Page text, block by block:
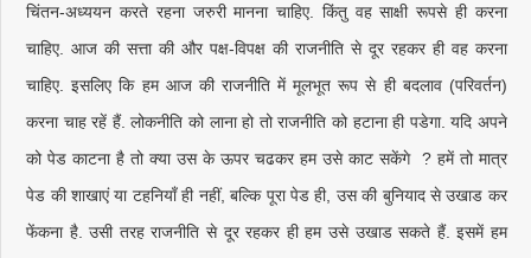
चिंतन-अध्ययन करते रहना जरुरी मानना चाहिए. किंतु वह साक्षी रूपसे ही करना
चाहिए. आज की सत्ता की और पक्ष-विपक्ष की राजनीति से दूर रहकर ही वह करना
चाहिए. इसलिए कि हम आज की राजनीति में मूलभूत रूप से ही बदलाव (परिवर्तन)
करना चाह रहें हैं. लोकनीति को लाना हो तो राजनीति को हटाना ही पडेगा. यदि अपने
को पेड काटना है तो क्या उस के ऊपर चढकर हम उसे काट सकेंगे ? हमें तो मात्र
पेड की शाखाएं या टहनियाँ ही नहीं, बल्कि पूरा पेड ही, उस की बुनियाद से उखाड कर
फेंकना है. उसी तरह राजनीति से दूर रहकर ही हम उसे उखाड सकते हैं. इसमें हम